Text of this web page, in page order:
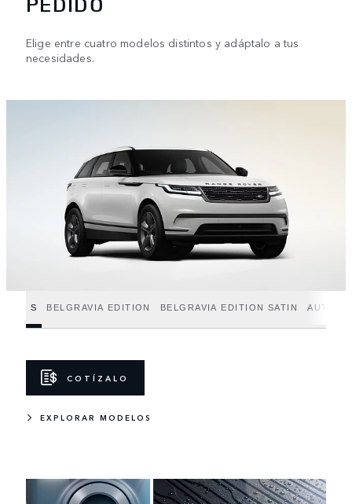
Elige entre cuatro modelos distintos y adáptalo a tus
necesidades.
S BELGRAVIA EDITION BELGRAVIA EDITION SATIN
COTÍZALO
EXPLORAR MODELOS